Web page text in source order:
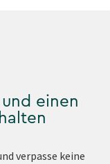
einen
verpasse keine